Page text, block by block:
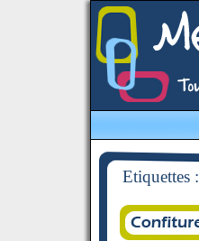
Etiquettes :